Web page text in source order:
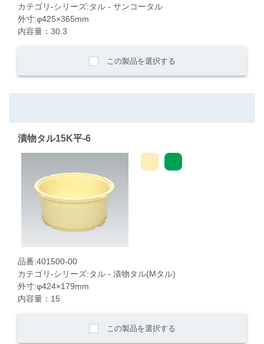
カテゴリ-シリーズ:タル - サンコータル
外寸:φ425×365mm
内容量：30.3
この製品を選択する
漬物タル15K平-6
品番:401500-00
カテゴリ-シリーズ:タル - 漬物タル(Mタル)
外寸:φ424×179mm
内容量：15
この製品を選択する